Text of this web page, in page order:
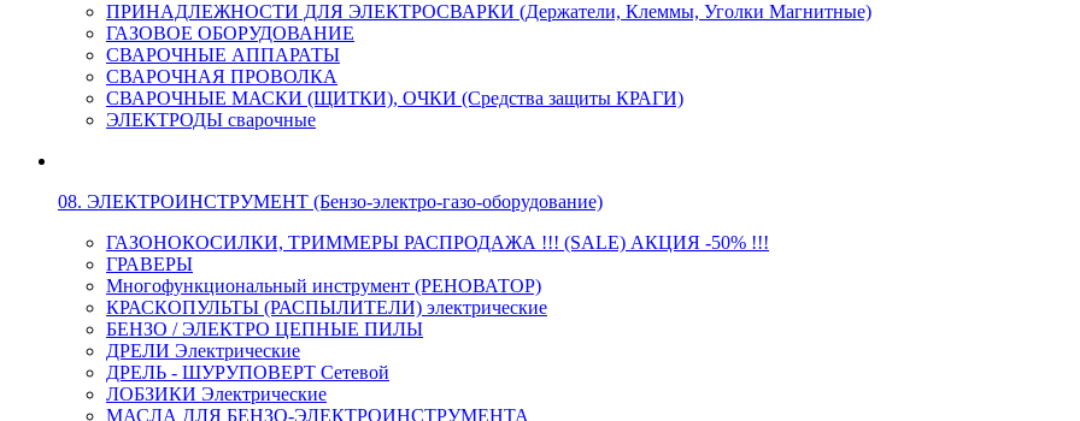
ПРИНАДЛЕЖНОСТИ ДЛЯ ЭЛЕКТРОСВАРКИ (Держатели, Клеммы, Уголки Магнитные)
ГАЗОВОЕ ОБОРУДОВАНИЕ
СВАРОЧНЫЕ АППАРАТЫ
СВАРОЧНАЯ ПРОВОЛКА
СВАРОЧНЫЕ МАСКИ (ЩИТКИ), ОЧКИ (Средства защиты КРАГИ)
ЭЛЕКТРОДЫ сварочные
08. ЭЛЕКТРОИНСТРУМЕНТ (Бензо-электро-газо-оборудование)
ГАЗОНОКОСИЛКИ, ТРИММЕРЫ РАСПРОДАЖА !!! (SALE) АКЦИЯ -50% !!!
ГРАВЕРЫ
Многофункциональный инструмент (РЕНОВАТОР)
КРАСКОПУЛЬТЫ (РАСПЫЛИТЕЛИ) электрические
БЕНЗО / ЭЛЕКТРО ЦЕПНЫЕ ПИЛЫ
ДРЕЛИ Электрические
ДРЕЛЬ - ШУРУПОВЕРТ Сетевой
ЛОБЗИКИ Электрические
МАСЛА ДЛЯ БЕНЗО-ЭЛЕКТРОИНСТРУМЕНТА